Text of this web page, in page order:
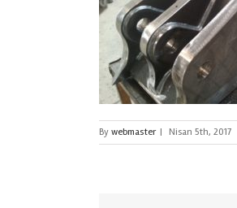
By webmaster | Nisan 5th, 2017